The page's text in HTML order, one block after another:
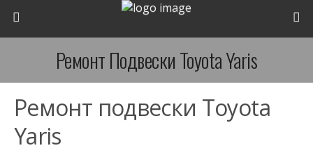
Ремонт Подвески Toyota Yaris
Ремонт подвески Toyota
Yaris